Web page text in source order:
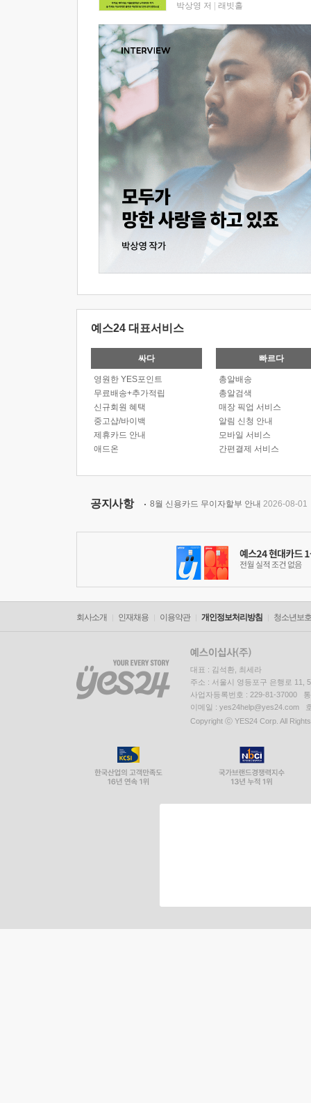
박상영 저 래빗홀
예스24 대표서비스
싸다
영원한 YES포인트
무료배송+추가적립
신규회원 혜택
중고샵/바이백
제휴카드 안내
애드온
빠르다
총알배송
총알검색
매장 픽업 서비스
알림 신청 안내
모바일 서비스
간편결제 서비스
공지사항 8월 신용카드 무이자할부 안내 2026-08-01
회사소개 인재채용 이용약관 개인정보처리방침 청소년보
대표 : 김석환, 최세라
주소 : 서울시 영등포구 은행로 11,
사업자등록번호 : 229-81-37000
이메일 : yes24help@yes24.com
Copyright ⓒ YES24 Corp. All